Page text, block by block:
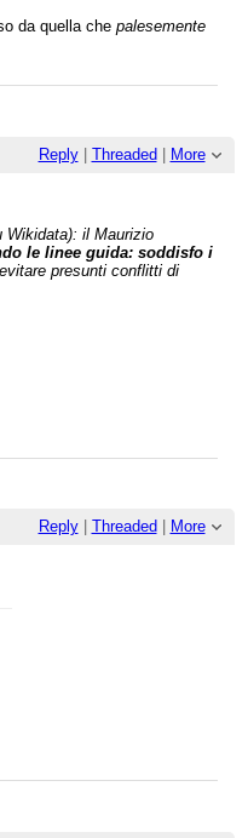
da quella chepalesemente
Reply| Threaded More
Wikidata): il Maurizio
le linee guida: soddisfo i
presunti conflitti di
Reply| Threaded More